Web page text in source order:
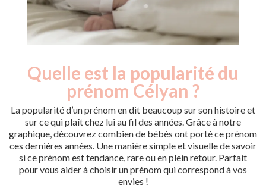
Quelle est la popularité du
prénom Célyan ?
La popularité d’un prénom en dit beaucoup sur son histoire et
sur ce qui plaît chez lui au fil des années. Grâce à notre
graphique, découvrez combien de bébés ont porté ce prénom
ces dernières années. Une manière simple et visuelle de savoir
si ce prénom est tendance, rare ou en plein retour. Parfait
pour vous aider à choisir un prénom qui correspond à vos
envies !
Année
Nouveaux-
nés
2011
45
2012
25
2013
30
2014
25
2015
35
2016
45